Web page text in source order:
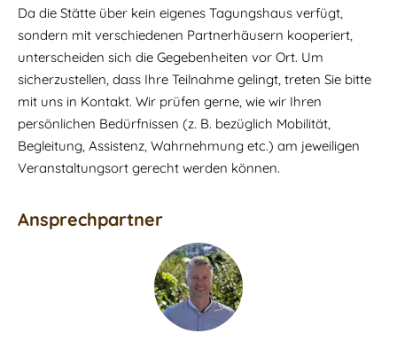
Da die Stätte über kein eigenes Tagungshaus verfügt,
sondern mit verschiedenen Partnerhäusern kooperiert,
unterscheiden sich die Gegebenheiten vor Ort. Um
sicherzustellen, dass Ihre Teilnahme gelingt, treten Sie bitte
mit uns in Kontakt. Wir prüfen gerne, wie wir Ihren
persönlichen Bedürfnissen (z. B. bezüglich Mobilität,
Begleitung, Assistenz, Wahrnehmung etc.) am jeweiligen
Veranstaltungsort gerecht werden können.
Ansprechpartner